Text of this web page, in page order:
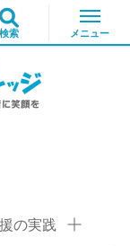
の実践